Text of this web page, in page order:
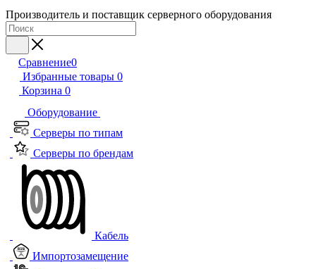
Производитель и поставщик серверного оборудования
Сравнение0
Избранные товары 0
Корзина 0
Оборудование
Серверы по типам
Серверы по брендам
Кабель
Импортозамещение